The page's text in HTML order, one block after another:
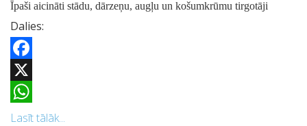
Īpaši aicināti stādu, dārzeņu, augļu un košumkrūmu tirgotāji
Dalies:
Facebook
X
WhatsApp
Lasīt tālāk...